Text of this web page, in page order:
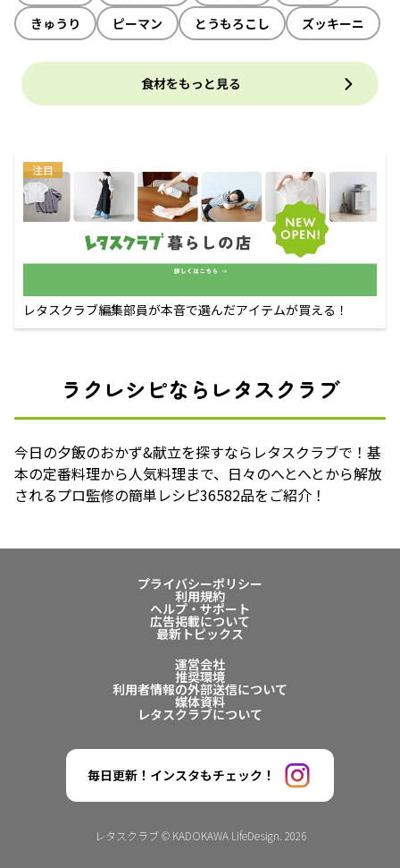
きゅうり
ピーマン とうもろこし ズッキーニ
食材をもっと見る
注目
レタスクラブ編集部員が本音で選んだアイテムが買える！
ラクレシピならレタスクラブ
今日の夕飯のおかず&献立を探すならレタスクラブで！基
本の定番料理から人気料理まで、日々のへとへとから解放
されるプロ監修の簡単レシピ36582品をご紹介！
プライバシーポリシー
利用規約
ヘルプ・サポート
広告掲載について
最新トピックス
運営会社
推奨環境
利用者情報の外部送信について
媒体資料
レタスクラブについて
毎日更新！インスタもチェック！
レタスクラブ © KADOKAWA LifeDesign. 2026